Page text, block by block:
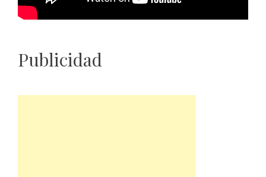
Publicidad